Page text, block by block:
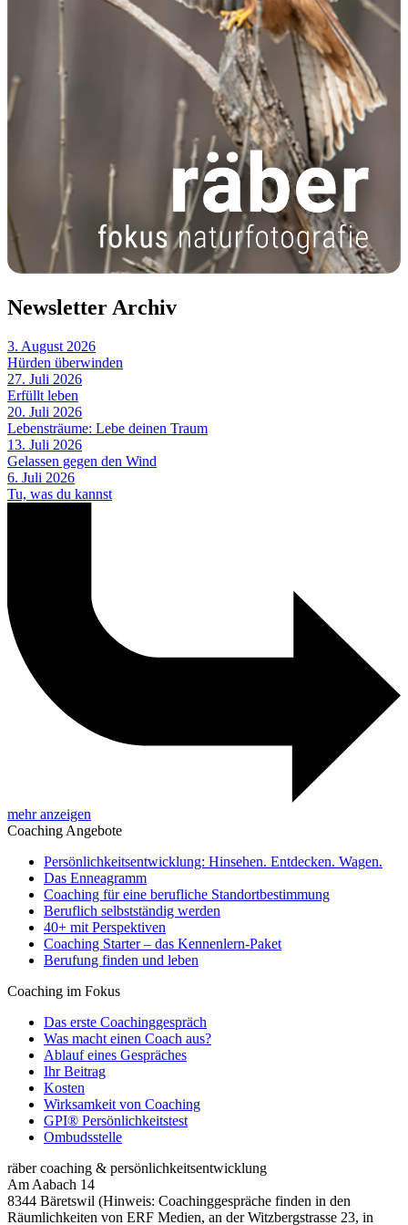
Newsletter Archiv
3. August 2026
Hürden überwinden
27. Juli 2026
Erfüllt leben
20. Juli 2026
Lebensträume: Lebe deinen Traum
13. Juli 2026
Gelassen gegen den Wind
6. Juli 2026
Tu, was du kannst
mehr anzeigen
Coaching Angebote
Persönlichkeitsentwicklung: Hinsehen. Entdecken. Wagen.
Das Enneagramm
Coaching für eine berufliche Standortbestimmung
Beruflich selbstständig werden
40+ mit Perspektiven
Coaching Starter – das Kennenlern-Paket
Berufung finden und leben
Coaching im Fokus
Das erste Coachinggespräch
Was macht einen Coach aus?
Ablauf eines Gespräches
Ihr Beitrag
Kosten
Wirksamkeit von Coaching
GPI® Persönlichkeitstest
Ombudsstelle
räber coaching & persönlichkeitsentwicklung
Am Aabach 14
8344 Bäretswil (Hinweis: Coachinggespräche finden in den
Räumlichkeiten von ERF Medien, an der Witzbergstrasse 23, in